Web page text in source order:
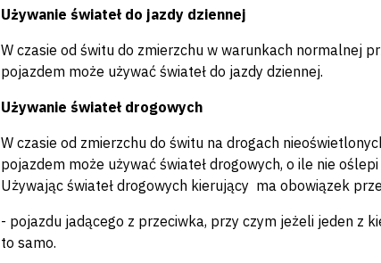
Używanie świateł do jazdy dziennej
W czasie od świtu do zmierzchu w warunkach normalnej
pojazdem może używać świateł do jazdy dziennej.
Używanie świateł drogowych
W czasie od zmierzchu do świtu na drogach
pojazdem może używać świateł drogowych, o ile nie
Używając świateł drogowych kierujący ma obowiązek
- pojazdu jadącego z przeciwka, przy czym jeżeli jeden z
to samo.